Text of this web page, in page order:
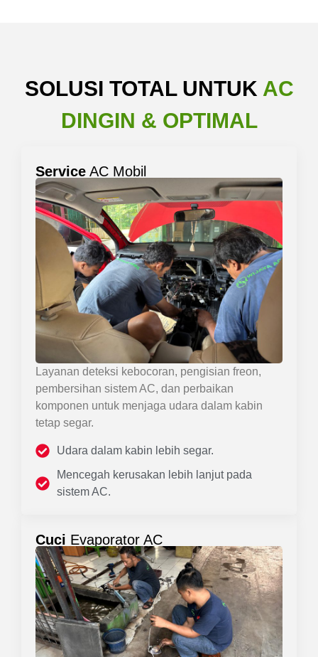
SOLUSI TOTAL UNTUK AC
DINGIN & OPTIMAL
Service AC Mobil
Layanan deteksi kebocoran, pengisian freon,
pembersihan sistem AC, dan perbaikan
komponen untuk menjaga udara dalam kabin
tetap segar.
Udara dalam kabin lebih segar.
Mencegah kerusakan lebih lanjut pada
sistem AC.
Cuci Evaporator AC